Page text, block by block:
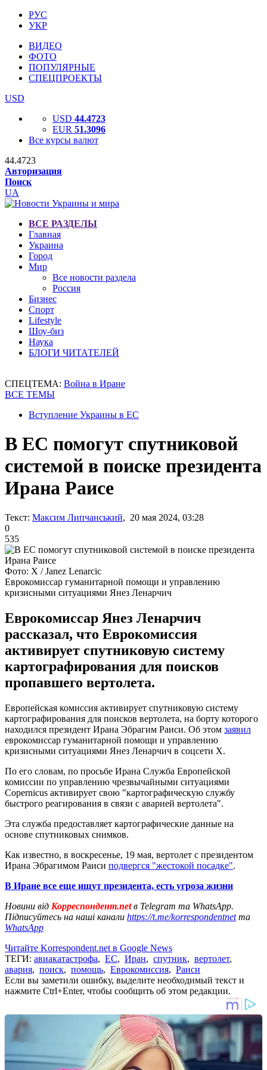
РУС
УКР
ВИДЕО
ФОТО
ПОПУЛЯРНЫЕ
СПЕЦПРОЕКТЫ
USD
USD 44.4723
EUR 51.3096
Все курсы валют
44.4723
Авторизация
Поиск
UA
ВСЕ РАЗДЕЛЫ
Главная
Украина
Город
Мир
Все новости раздела
Россия
Бизнес
Спорт
Lifestyle
Шоу-биз
Наука
БЛОГИ ЧИТАТЕЛЕЙ
СПЕЦТЕМА: Война в Иране
ВСЕ ТЕМЫ
Вступление Украины в ЕС
В ЕС помогут спутниковой
системой в поиске президента
Ирана Раисе
Текст: Максим Липчанський, 20 мая 2024, 03:28
0
535
Фото: Х / Janez Lenarcic
Еврокомиссар гуманитарной помощи и управлению
кризисными ситуациями Янез Ленарчич
Еврокомиссар Янез Ленарчич
рассказал, что Еврокомиссия
активирует спутниковую систему
картографирования для поисков
пропавшего вертолета.
Европейская комиссия активирует спутниковую систему
картографирования для поисков вертолета, на борту которого
находился президент Ирана Эбрагим Раиси. Об этом заявил
еврокомиссар гуманитарной помощи и управлению
кризисными ситуациями Янез Ленарчич в соцсети X.
По его словам, по просьбе Ирана Служба Европейской
комиссии по управлению чрезвычайными ситуациями
Copernicus активирует свою "картографическую службу
быстрого реагирования в связи с аварией вертолета".
Эта служба предоставляет картографические данные на
основе спутниковых снимков.
Как известно, в воскресенье, 19 мая, вертолет с президентом
Ирана Эбрагимом Раиси подвергся "жестокой посадке".
В Иране все еще ищут президента, есть угроза жизни
Новини від Корреспондент.netв Telegram та WhatsApp.
Підписуйтесь на наші канали https://t.me/korrespondentnetта
WhatsApp
Читайте Korrespondent.net в Google News
ТЕГИ: авиакатастрофа, ЕС, Иран, спутник, вертолет,
авария, поиск, помощь, Еврокомиссия, Раиси
Если вы заметили ошибку, выделите необходимый текст и
нажмите Ctrl+Enter, чтобы сообщить об этом редакции.